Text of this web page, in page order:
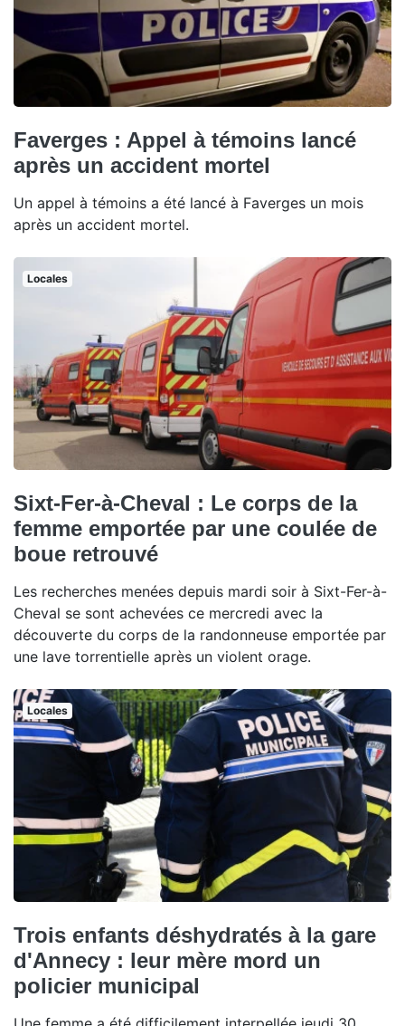
Faverges : Appel à témoins lancé
après un accident mortel
Un appel à témoins a été lancé à Faverges un mois
après un accident mortel.
Locales
Sixt-Fer-à-Cheval : Le corps de la
femme emportée par une coulée de
boue retrouvé
Les recherches menées depuis mardi soir à Sixt-Fer-à-
Cheval se sont achevées ce mercredi avec la
découverte du corps de la randonneuse emportée par
une lave torrentielle après un violent orage.
Locales
Trois enfants déshydratés à la gare
d'Annecy : leur mère mord un
policier municipal